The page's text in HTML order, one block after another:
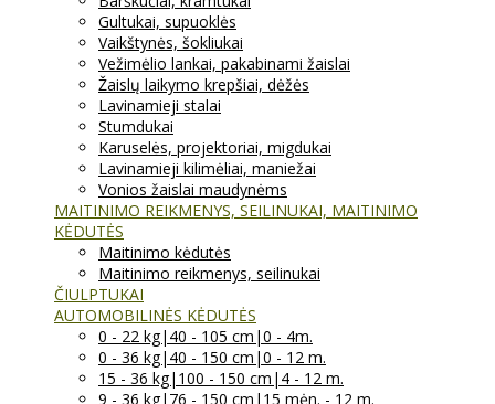
Gultukai, supuoklės
Vaikštynės, šokliukai
Vežimėlio lankai, pakabinami žaislai
Žaislų laikymo krepšiai, dėžės
Lavinamieji stalai
Stumdukai
Karuselės, projektoriai, migdukai
Lavinamieji kilimėliai, maniežai
Vonios žaislai maudynėms
MAITINIMO REIKMENYS, SEILINUKAI, MAITINIMO
KĖDUTĖS
Maitinimo kėdutės
Maitinimo reikmenys, seilinukai
ČIULPTUKAI
AUTOMOBILINĖS KĖDUTĖS
0 - 22 kg|40 - 105 cm|0 - 4m.
0 - 36 kg|40 - 150 cm|0 - 12 m.
15 - 36 kg|100 - 150 cm|4 - 12 m.
9 - 36 kg|76 - 150 cm|15 mėn. - 12 m.